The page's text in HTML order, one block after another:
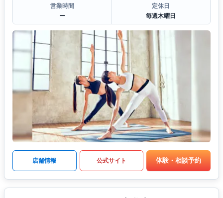
営業時間
ー
定休日
毎週木曜日
店舗情報 公式サイト 体験・相談予約